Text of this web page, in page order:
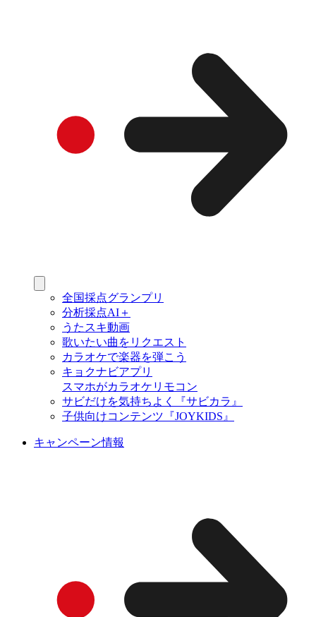
全国採点グランプリ
分析採点AI＋
うたスキ動画
歌いたい曲をリクエスト
カラオケで楽器を弾こう
キョクナビアプリ
スマホがカラオケリモコン
サビだけを気持ちよく『サビカラ』
子供向けコンテンツ『JOYKIDS』
キャンペーン情報